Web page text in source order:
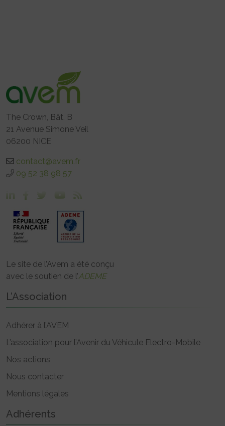
The Crown, Bât. B
21 Avenue Simone Veil
06200 NICE
contact@avem.fr
09 52 38 98 57
Le site de l’Avem a été conçu
avec le soutien de l’ADEME
L’Association
Adhérer à l’AVEM
L’association pour l’Avenir du Véhicule Electro-Mobile
Nos actions
Nous contacter
Mentions légales
Adhérents